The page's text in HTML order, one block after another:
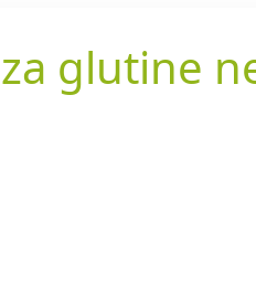
glutine